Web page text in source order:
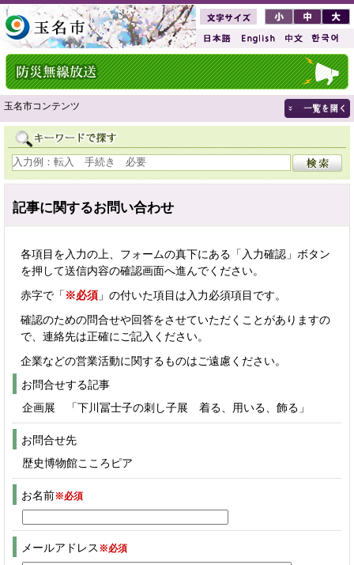
玉名市コンテンツ
記事に関するお問い合わせ
各項目を入力の上、フォームの真下にある「入力確認」ボタン
を押して送信内容の確認画面へ進んでください。
赤字で「 ※必須 」の付いた項目は入力必須項目です。
確認のための問合せや回答をさせていただくことがありますの
で、連絡先は正確にご記入ください。
企業などの営業活動に関するものはご遠慮ください。
お問合せする記事
企画展 「下川冨士子の刺し子展 着る、用いる、飾る」
お問合せ先
歴史博物館こころピア
お名前※必須
メールアドレス ※必須